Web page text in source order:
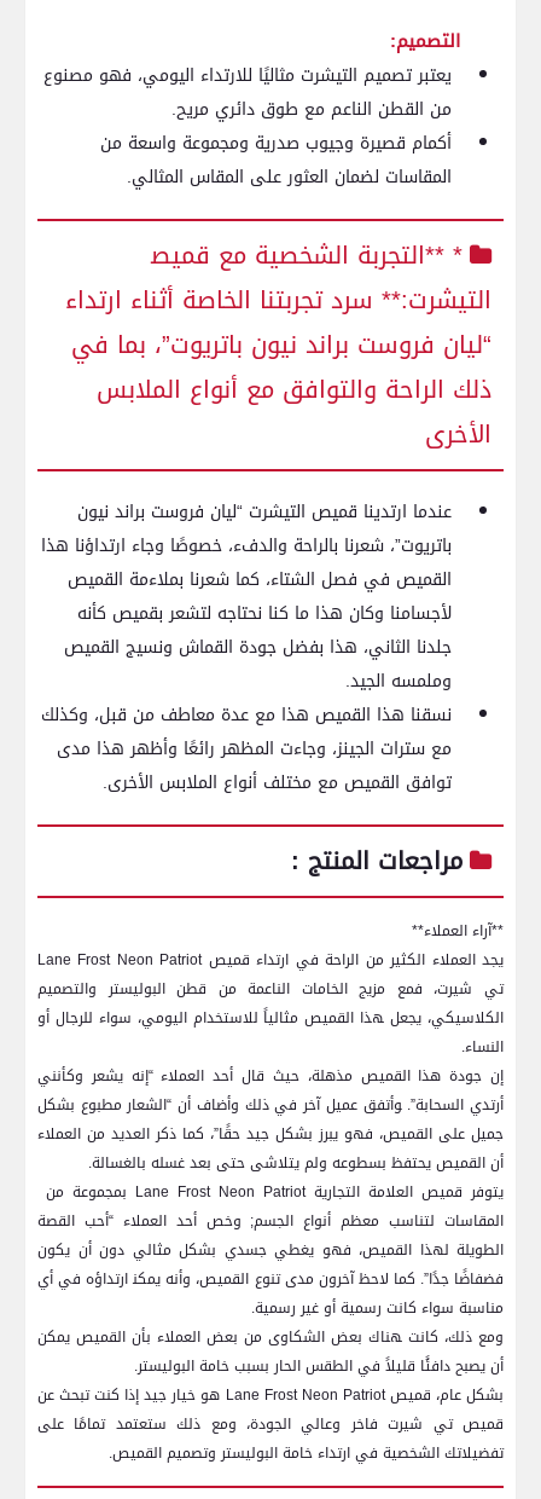
التصميم:
يعتبر تصميم التيشرت مثاليًا للارتداء اليومي، فهو مصنوع
من القطن الناعم ​مع طوق دائري مريح.
أكمام قصيرة ‌وجيوب صدرية ومجموعة واسعة‌ من
المقاسات لضمان العثور على المقاس المثالي.
* **التجربة الشخصية مع قميص‍
التيشرت:** سرد تجربتنا الخاصة أثناء ارتداء
“ليان فروست براند نيون باتريوت”،‌ بما في
ذلك الراحة والتوافق مع أنواع الملابس⁣
الأخرى
عندما ارتدينا قميص التيشرت “ليان فروست براند نيون
‌باتريوت”، شعرنا بالراحة والدفء، خصوصًا وجاء ارتداؤنا​ هذا
القميص في فصل الشتاء، كما شعرنا بملاءمة‌ القميص⁣
لأجسامنا وكان هذا ما ⁣كنا نحتاجه لتشعر بقميص كأنه
جلدنا الثاني، هذا بفضل جودة القماش ونسيج⁤ القميص
وملمسه الجيد.
نسقنا هذا ⁤القميص⁣ هذا مع عدة معاطف من⁣ قبل، وكذلك
مع سترات⁣ الجينز، وجاءت المظهر رائعًا وأظهر‌ هذا مدى
توافق‌ القميص مع مختلف أنواع الملابس الأخرى.
مراجعات المنتج :
**آراء العملاء**
يجد العملاء الكثير من​ الراحة في ارتداء قميص ‍Lane Frost Neon Patriot
تي شيرت، فمع مزيج‌ الخامات الناعمة ‌من قطن⁢ البوليستر ⁢والتصميم
الكلاسيكي، يجعل ‍هذا⁣ القميص مثالياً للاستخدام اليومي، سواء للرجال أو
النساء.
إن جودة⁢ هذا القميص مذهلة، حيث قال أحد العملاء “إنه يشعر وكأنني
أرتدي السحابة”. ‍وأتفق عميل آخر في ذلك وأضاف أن “الشعار مطبوع بشكل
جميل على القميص، فهو يبرز بشكل جيد حقًا”، كما ذكر العديد من العملاء
أن⁤ القميص يحتفظ بسطوعه ولم يتلاشى حتى بعد غسله بالغسالة.
يتوفر قميص العلامة التجارية Lane Frost Neon Patriot بمجموعة من ​
المقاسات لتناسب معظم أنواع الجسم; وخص أحد العملاء “أحب القصة
الطويلة لهذا القميص، فهو يغطي جسدي بشكل​ مثالي دون أن ⁤يكون
فضفاضًا جدًا”. كما‍ لاحظ آخرون ⁣مدى‌ تنوع القميص، وأنه يمكن‍ ارتداؤه في أي
مناسبة⁢ سواء كانت ​رسمية أو⁤ غير رسمية.
ومع ذلك، ⁢كانت ‍هناك بعض الشكاوى من بعض العملاء‍ بأن القميص يمكن
أن يصبح دافئًا قليلاً في الطقس الحار بسبب خامة البوليستر.
بشكل عام، قميص Lane Frost ​Neon Patriot هو خيار ⁤جيد إذا كنت تبحث عن
قميص تي شيرت فاخر وعالي الجودة، ومع ⁣ذلك ⁢ستعتمد تمامًا على
تفضيلاتك الشخصية‌ في ارتداء خامة البوليستر وتصميم القميص.